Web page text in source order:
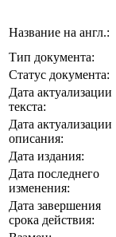
Название на англ.:
Тип документа:
Статус документа:
Дата актуализации
текста:
Дата актуализации
описания:
Дата издания:
Дата последнего
изменения:
Дата завершения
срока действия: